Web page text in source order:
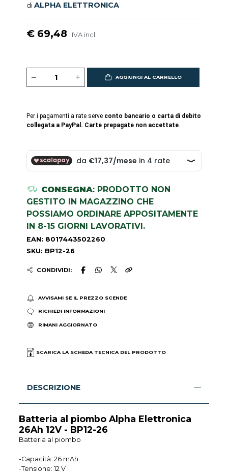
diALPHA ELETTRONICA
€ 69,48 IVA incl.
AGGIUNGI AL CARRELLO
Per i pagamenti a rate serve conto bancario o carta di debito
collegata a PayPal. Carte prepagate non accettate.
CONSEGNA: PRODOTTO NON
GESTITO IN MAGAZZINO CHE
POSSIAMO ORDINARE APPOSITAMENTE
IN 8-15 GIORNI LAVORATIVI.
EAN: 8017443502260
SKU: BP12-26
CONDIVIDI:
AVVISAMI SE IL PREZZO SCENDE
RICHIEDI INFORMAZIONI
RIMANI AGGIORNATO
SCARICA LA SCHEDA TECNICA DEL PRODOTTO
DESCRIZIONE
Batteria al piombo Alpha Elettronica
26Ah 12V - BP12-26
Batteria al piombo
-Capacità: 26 mAh
-Tensione: 12 V